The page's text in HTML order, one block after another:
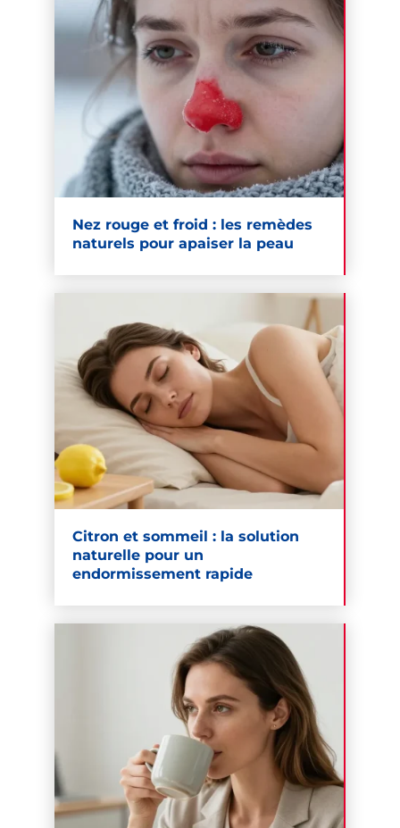
Nez rouge et froid : les remèdes
naturels pour apaiser la peau
Citron et sommeil : la solution
naturelle pour un
endormissement rapide